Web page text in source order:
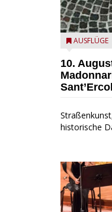
Toscolano
AUSFLÜGE
10.
historische